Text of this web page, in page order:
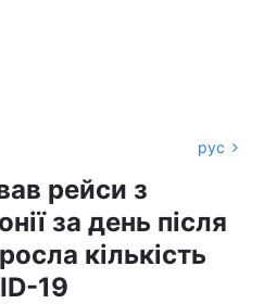
рус
рейси з
за день після
кількість
19